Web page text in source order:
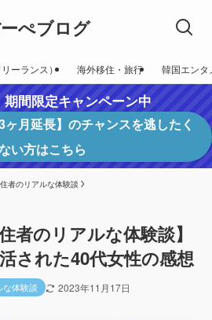
ぺブログ
ーランス） 海外移住・旅行 韓国エンタ
期間限定キャンペーン中
ヶ月延長】のチャンスを逃したく
い方はこちら
者のリアルな体験談
者のリアルな体験談】
された40代女性の感想
な体験談 2023年11月17日